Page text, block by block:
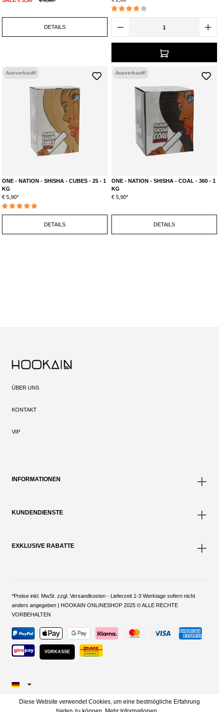
DETAILS
Durchschnittliche Bewertung von 4 von 5
Ausverkauft!
ONE - NATION - SHISHA - CUBES - 25 - 1
KG
€ 5,90*
Durchschnittliche Bewertung von 5 von 5 Sternen
DETAILS
Ausverkauft!
ONE - NATION - SHISHA - COAL - 360 - 1
KG
€ 5,90*
DETAILS
ÜBER UNS
KONTAKT
VIP
INFORMATIONEN
KUNDENDIENSTE
EXKLUSIVE RABATTE
*Preise inkl. MwSt. zzgl. Versandkosten - Lieferzeit 1-3 Werktage sofern nicht
anders angegeben | HOOKAIN ONLINESHOP 2025 © ALLE RECHTE
VORBEHALTEN
VORKASSE
Diese Website verwendet Cookies, um eine bestmögliche Erfahrung